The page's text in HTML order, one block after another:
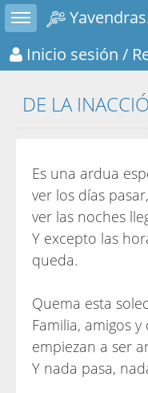
Toggle sidebar
Inicio sesión /
DE LA
Es una ardua
ver los días pasar,
ver las noches
Y excepto las
queda.
Quema esta
Familia, amigos
empiezan a ser
Y nada pasa,